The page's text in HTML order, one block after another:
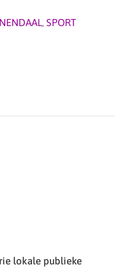
, SPORT
lokale publieke